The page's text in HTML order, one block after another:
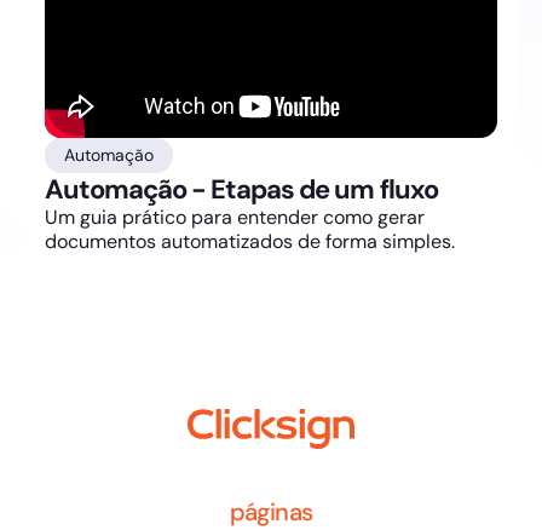
Automação
Automação - Etapas de um fluxo
Um guia prático para entender como gerar
documentos automatizados de forma simples.
páginas